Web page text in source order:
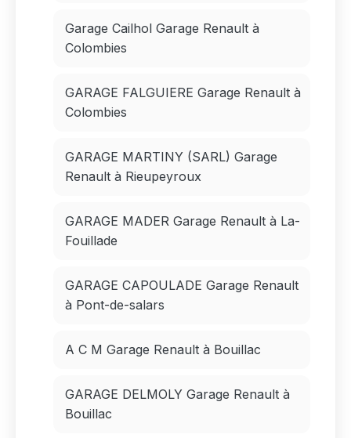
Garage Cailhol Garage Renault à
Colombies
GARAGE FALGUIERE Garage Renault à
Colombies
GARAGE MARTINY (SARL) Garage
Renault à Rieupeyroux
GARAGE MADER Garage Renault à La-
Fouillade
GARAGE CAPOULADE Garage Renault
à Pont-de-salars
A C M Garage Renault à Bouillac
GARAGE DELMOLY Garage Renault à
Bouillac